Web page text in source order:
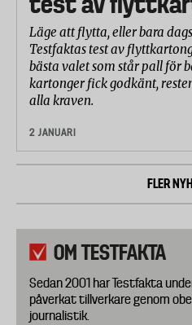
Läge att flytta, eller bara
Testfaktas test av
bästa valet som står pall för
kartonger fick godkänt,
alla kraven.
2 JANUARI
FLER
OM TESTFAKTA
Sedan 2001 har Testfakta
påverkat tillverkare genom
journalistik.